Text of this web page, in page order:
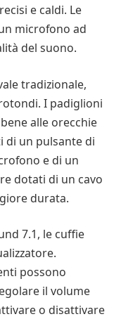
e caldi. Le
microfono ad
del suono.
tradizionale,
I padiglioni
alle orecchie
di un pulsante di
e di un
dotati di un cavo
durata.
7.1, le cuffie
possono
il volume
o disattivare